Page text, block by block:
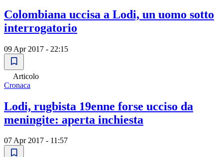
Colombiana uccisa a Lodi, un uomo sotto
interrogatorio
09 Apr 2017 - 22:15
Articolo
Cronaca
Lodi, rugbista 19enne forse ucciso da
meningite: aperta inchiesta
07 Apr 2017 - 11:57